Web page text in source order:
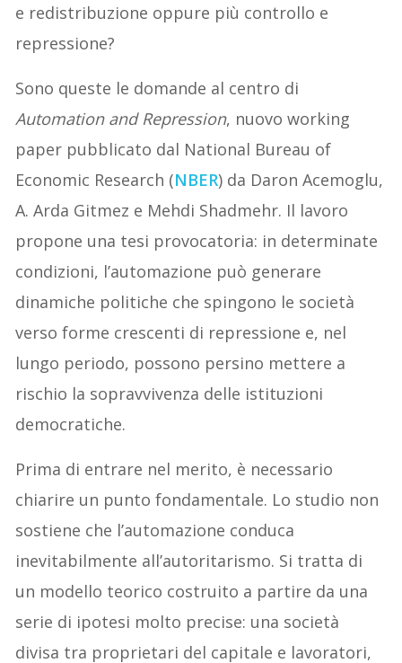
e redistribuzione oppure più controllo e
repressione?
Sono queste le domande al centro di
Automation and Repression, nuovo working
paper pubblicato dal National Bureau of
Economic Research (NBER) da Daron Acemoglu,
A. Arda Gitmez e Mehdi Shadmehr. Il lavoro
propone una tesi provocatoria: in determinate
condizioni, l’automazione può generare
dinamiche politiche che spingono le società
verso forme crescenti di repressione e, nel
lungo periodo, possono persino mettere a
rischio la sopravvivenza delle istituzioni
democratiche.
Prima di entrare nel merito, è necessario
chiarire un punto fondamentale. Lo studio non
sostiene che l’automazione conduca
inevitabilmente all’autoritarismo. Si tratta di
un modello teorico costruito a partire da una
serie di ipotesi molto precise: una società
divisa tra proprietari del capitale e lavoratori,